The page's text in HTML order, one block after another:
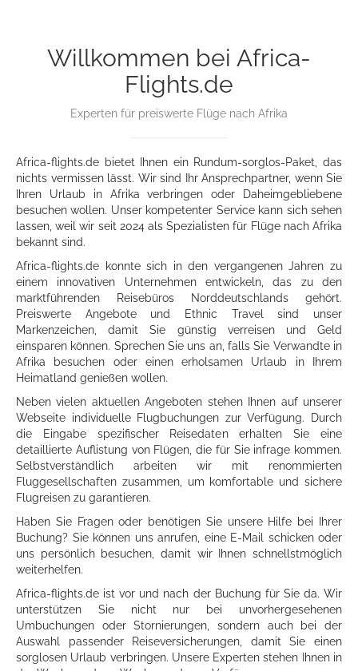
Willkommen bei Africa-
Flights.de
Experten für preiswerte Flüge nach Afrika
Africa-flights.de bietet Ihnen ein Rundum-sorglos-Paket, das
nichts vermissen lässt. Wir sind Ihr Ansprechpartner, wenn Sie
Ihren Urlaub in Afrika verbringen oder Daheimgebliebene
besuchen wollen. Unser kompetenter Service kann sich sehen
lassen, weil wir seit 2024 als Spezialisten für Flüge nach Afrika
bekannt sind.
Africa-flights.de konnte sich in den vergangenen Jahren zu
einem innovativen Unternehmen entwickeln, das zu den
marktführenden Reisebüros Norddeutschlands gehört.
Preiswerte Angebote und Ethnic Travel sind unser
Markenzeichen, damit Sie günstig verreisen und Geld
einsparen können. Sprechen Sie uns an, falls Sie Verwandte in
Afrika besuchen oder einen erholsamen Urlaub in Ihrem
Heimatland genießen wollen.
Neben vielen aktuellen Angeboten stehen Ihnen auf unserer
Webseite individuelle Flugbuchungen zur Verfügung. Durch
die Eingabe spezifischer Reisedaten erhalten Sie eine
detaillierte Auflistung von Flügen, die für Sie infrage kommen.
Selbstverständlich arbeiten wir mit renommierten
Fluggesellschaften zusammen, um komfortable und sichere
Flugreisen zu garantieren.
Haben Sie Fragen oder benötigen Sie unsere Hilfe bei Ihrer
Buchung? Sie können uns anrufen, eine E-Mail schicken oder
uns persönlich besuchen, damit wir Ihnen schnellstmöglich
weiterhelfen.
Africa-flights.de ist vor und nach der Buchung für Sie da. Wir
unterstützen Sie nicht nur bei unvorhergesehenen
Umbuchungen oder Stornierungen, sondern auch bei der
Auswahl passender Reiseversicherungen, damit Sie einen
sorglosen Urlaub verbringen. Unsere Experten stehen Ihnen in